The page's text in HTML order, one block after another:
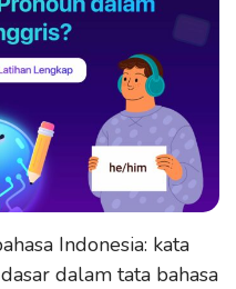
Indonesia: kata
dalam tata bahasa